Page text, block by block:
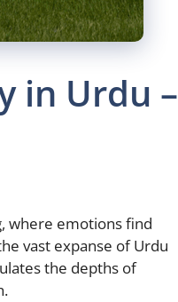
in Urdu –
where emotions find
vast expanse of Urdu
the depths of